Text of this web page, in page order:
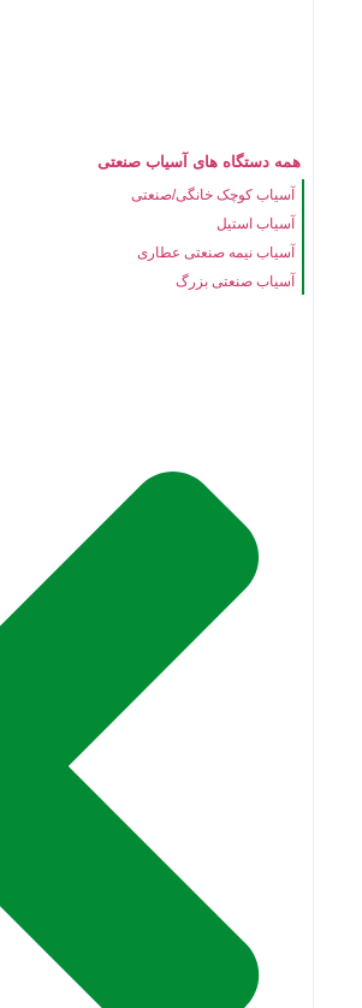
همه دستگاه های آسیاب صنعتی
آسیاب کوچک خانگی/صنعتی
آسیاب استیل
آسیاب نیمه صنعتی عطاری
آسیاب صنعتی بزرگ